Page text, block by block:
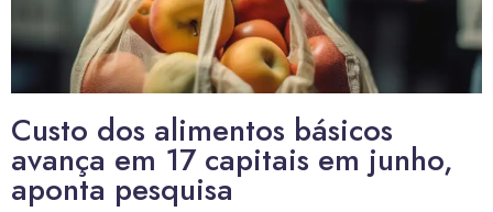
Custo dos alimentos básicos
avança em 17 capitais em junho,
aponta pesquisa